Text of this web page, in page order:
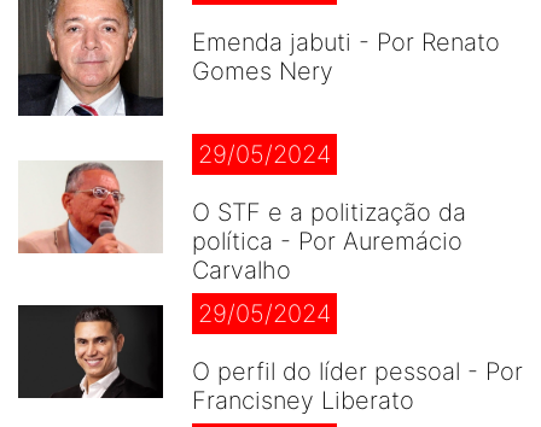
Emenda jabuti - Por Renato
Gomes Nery
29/05/2024
O STF e a politização da
política - Por Auremácio
Carvalho
29/05/2024
O perfil do líder pessoal - Por
Francisney Liberato